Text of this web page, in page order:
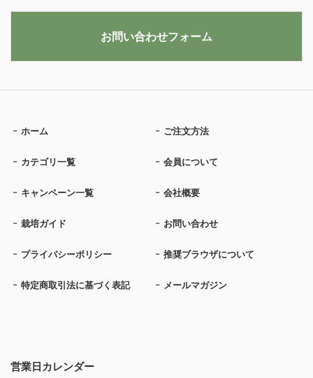
営業日カレンダー
ホーム ご注文方法
カテゴリ一覧 会員について
キャンペーン一覧 会社概要
栽培ガイド お問い合わせ
プライバシーポリシー 推奨ブラウザについて
特定商取引法に基づく表記 メールマガジン
お問い合わせフォーム